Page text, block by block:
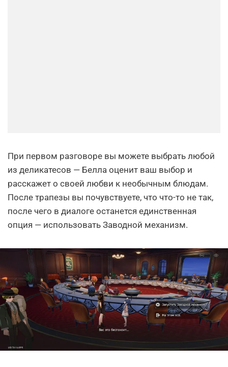
При первом разговоре вы можете выбрать любой
из деликатесов — Белла оценит ваш выбор и
расскажет о своей любви к необычным блюдам.
После трапезы вы почувствуете, что что-то не так,
после чего в диалоге останется единственная
опция — использовать Заводной механизм.